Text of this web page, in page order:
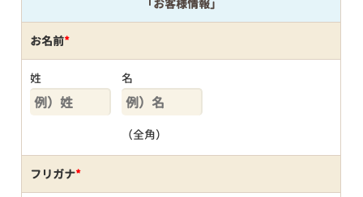
「お客様情報」
お名前*
姓 名
（全角）
フリガナ*